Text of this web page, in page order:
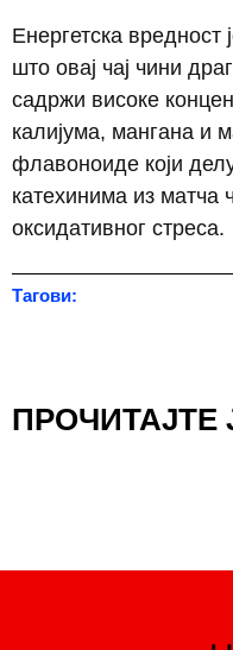
Енергетска вредност
што овај чај чини
садржи високе
калијума, мангaна и
флавоноиде који
катехинима из матча
оксидативног стреса.
Тагови:
ПРОЧИТАЈТЕ